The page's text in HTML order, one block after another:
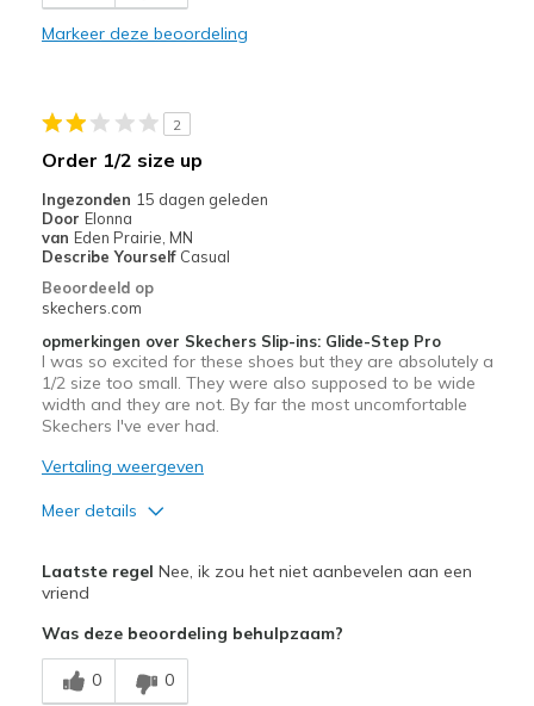
Comfortable
Minpunten
Beste toepassingen
Going Out
Travel
Width
Feels too narrow
Markeer deze beoordeling
2
Order 1/2 size up
Ingezonden 15 dagen geleden
Door Elonna
van Eden Prairie, MN
Describe Yourself Casual
Beoordeeld op
skechers.com
opmerkingen over Skechers Slip-ins: Glide-Step Pro
I was so excited for these shoes but they are absolutely a
1/2 size too small. They were also supposed to be wide
width and they are not. By far the most uncomfortable
Skechers I've ever had.
Vertaling weergeven
Meer details
Attractive Design
Durable
Stylish
Laatste regel Nee, ik zou het niet aanbevelen aan een
vriend
Was deze beoordeling behulpzaam?
0 0